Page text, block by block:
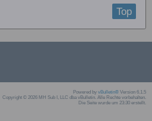
Top
Powered by vBulletin® Version 6.1.5
Copyright © 2026 MH Sub I, LLC dba vBulletin. Alle Rechte vorbehalten.
Die Seite wurde um 23:30 erstellt.